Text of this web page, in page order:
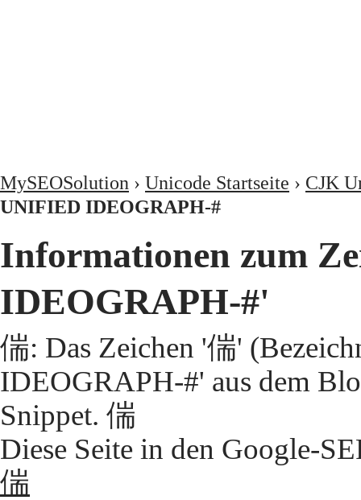
MySEOSolution › Unicode Startseite › CJK
UNIFIED IDEOGRAPH-#
Informationen zum
IDEOGRAPH-#'
偳: Das Zeichen '偳'
IDEOGRAPH-#' aus dem
Snippet. 偳
Diese Seite in den Google-
偳